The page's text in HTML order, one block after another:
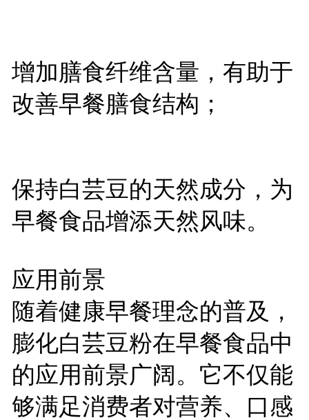
增加膳食纤维含量，有助于
改善早餐膳食结构；
保持白芸豆的天然成分，为
早餐食品增添天然风味。
应用前景
随着健康早餐理念的普及，
膨化白芸豆粉在早餐食品中
的应用前景广阔。它不仅能
够满足消费者对营养、口感